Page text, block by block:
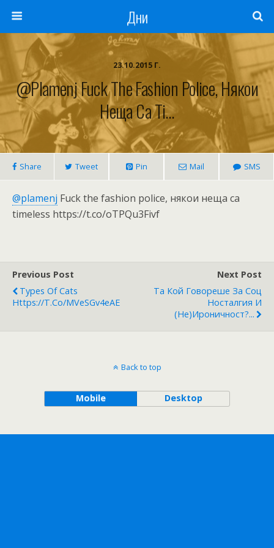
Дни
23.10.2015 Г.
@plamenj Fuck The Fashion Police, Някои
Неща Са Ti…
Share Tweet Pin Mail SMS
@plamenj Fuck the fashion police, някои неща са
timeless https://t.co/oTPQu3Fivf
Previous Post
Types Of Cats
Https://t.co/mVeSGv4eAE
Next Post
Та Кой Говореше За Соц
Носталгия И
(не)ироничност?...
Back to top
Mobile Desktop